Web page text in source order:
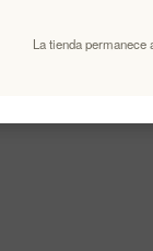
La tienda